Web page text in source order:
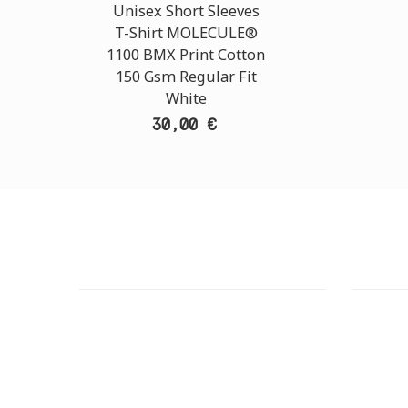
Unisex Short Sleeves
T-Shirt MOLECULE®
1100 BMX Print Cotton
150 Gsm Regular Fit
White
30,00 €